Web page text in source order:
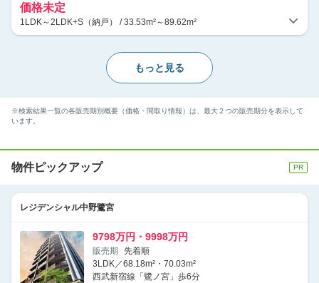
価格未定
1LDK～2LDK+S（納戸） / 33.53m²～89.62m²
もっと見る
※検索結果一覧の各販売期別概要（価格・間取り情報）は、最大２つの販売期分を表示して
います。
物件ピックアップ
レジデンシャル中野鷺宮
9798万円・9998万円
販売期
先着順
3LDK／68.18m²・70.03m²
西武新宿線「鷺ノ宮」歩6分